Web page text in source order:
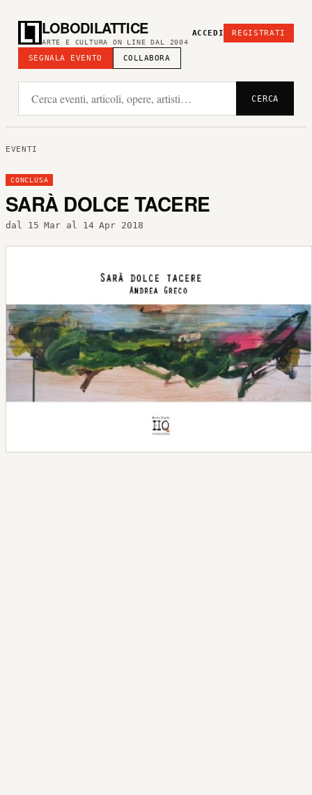
LOBODILATTICE
ARTE E CULTURA ON LINE DAL 2004
SEGNALA EVENTO COLLABORA
ACCEDI REGISTRATI
CERCA
EVENTI
CONCLUSA
SARÀ DOLCE TACERE
dal 15 Mar al 14 Apr 2018